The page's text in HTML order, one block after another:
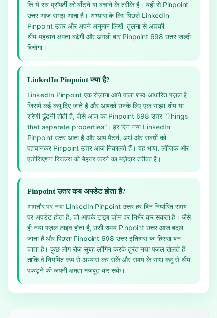
कि ये सब प्रॉपर्टी को बाँटने या बचाने के तरीके हैं। यहीं से Pinpoint
उत्तर आज समझ आता है। अभ्यास के लिए पिछले LinkedIn
Pinpoint उत्तर और अपने अनुमान लिखें; तुलना से आपकी
थीम‑पहचान क्षमता बढ़ेगी और अगली बार Pinpoint 698 उत्तर जल्दी
दिखेगा।
LinkedIn Pinpoint क्या है?
LinkedIn Pinpoint एक रोज़ाना आने वाला शब्द‑आधारित पज़ल है
जिसमें कई क्लू दिए जाते हैं और आपको उनके लिए एक साझा थीम या
श्रेणी ढूँढनी होती है, जैसे आज का Pinpoint 698 उत्तर “Things
that separate properties”। हर दिन नया LinkedIn
Pinpoint उत्तर आता है और आप पैटर्न, अर्थ और संबंधों को
पहचानकर Pinpoint उत्तर आज निकालते हैं। यह भाषा, लॉजिक और
एसोसिएशन स्किल्स को बेहतर करने का मज़ेदार तरीका है।
Pinpoint उत्तर कब अपडेट होता है?
आमतौर पर नया LinkedIn Pinpoint उत्तर हर दिन निर्धारित समय
पर अपडेट होता है, जो आपके टाइम ज़ोन पर निर्भर कर सकता है। जैसे
ही नया पज़ल लाइव होता है, उसी समय Pinpoint उत्तर आज बदल
जाता है और पिछला Pinpoint 698 उत्तर इतिहास का हिस्सा बन
जाता है। कुछ लोग रोज़ सुबह लॉगिन करके तुरंत नया पज़ल खेलते हैं
ताकि वे नियमित रूप से अभ्यास कर सकें और समय के साथ क्लू से थीम
पकड़ने की अपनी क्षमता मज़बूत कर सकें।